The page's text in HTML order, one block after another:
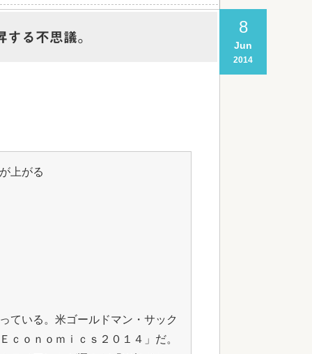
クいじれます」
8
Jun
2014
る不思議。
上がる
ている。米ゴールドマン・サック
ｎｏｍｉｃｓ２０１４」だ。